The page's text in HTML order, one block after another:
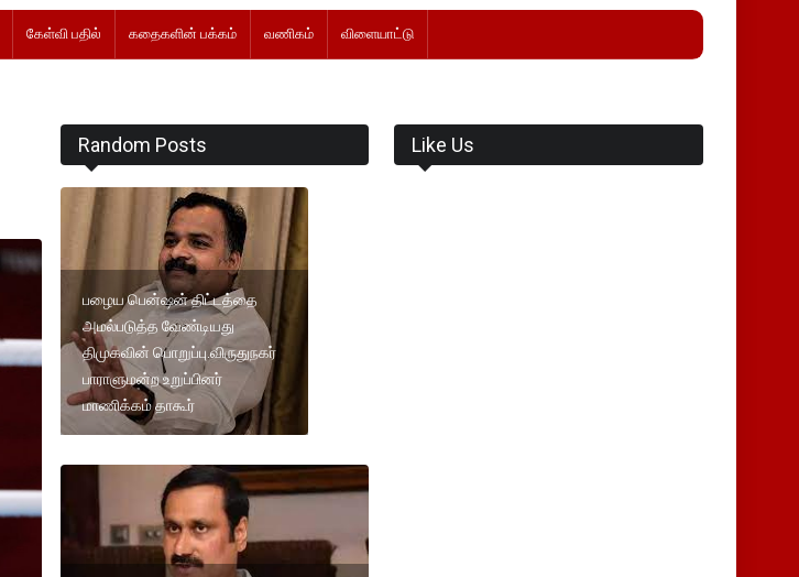
கேள்வி பதில் கதைகளின் பக்கம் வணிகம் விளையாட்டு
Random Posts
பழைய பென்ஷன் திட்டத்தை
அமல்படுத்த வேண்டியது
திமுகவின் பொறுப்பு.விருதுநகர்
பாராளுமன்ற உறுப்பினர்
மாணிக்கம் தாகூர்
Like Us